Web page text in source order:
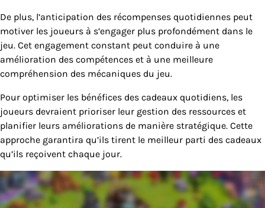
De plus, l’anticipation des récompenses quotidiennes peut
motiver les joueurs à s’engager plus profondément dans le
jeu. Cet engagement constant peut conduire à une
amélioration des compétences et à une meilleure
compréhension des mécaniques du jeu.
Pour optimiser les bénéfices des cadeaux quotidiens, les
joueurs devraient prioriser leur gestion des ressources et
planifier leurs améliorations de manière stratégique. Cette
approche garantira qu’ils tirent le meilleur parti des cadeaux
qu’ils reçoivent chaque jour.